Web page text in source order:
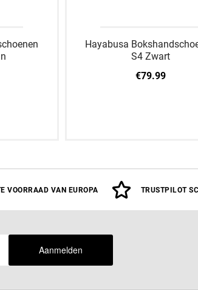
Hayabusa
S4 Zwart
€79.99
VOORRAAD VAN EUROPA TRUSTPILOT
Aanmelden